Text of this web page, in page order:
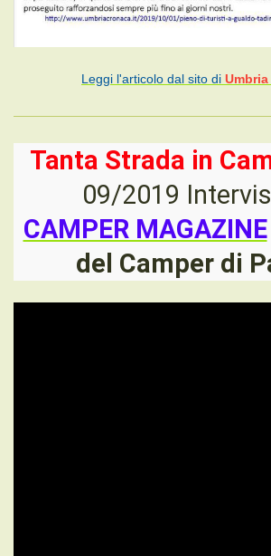
Leggi l'articolo dal sito di
Tanta Strada in
09/2019
CAMPER MAGAZINE
del Camper di